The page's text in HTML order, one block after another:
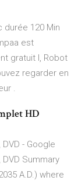
durée 120 Min
est
gratuit I, Robot
regarder en
.
HD
DVD - Google
DVD Summary
A.D.) where